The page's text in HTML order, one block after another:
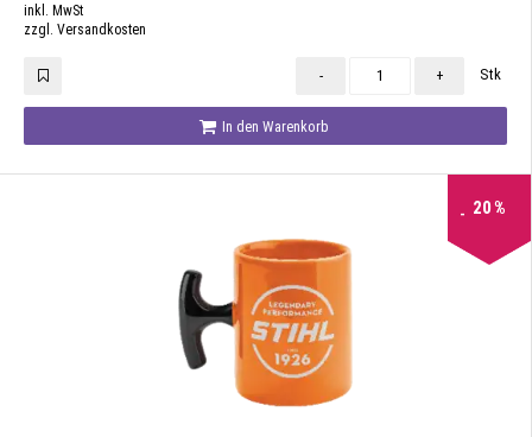
inkl. MwSt
zzgl. Versandkosten
- + Stk
In den Warenkorb
20%